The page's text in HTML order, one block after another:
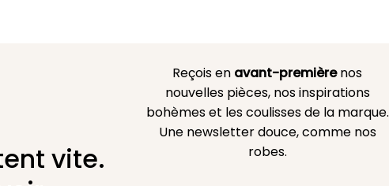
vite.
Reçois en avant-premièrenos
nouvelles pièces, nos inspirations
bohèmes et les coulisses de la marque.
Une newsletter douce, comme nos
robes.